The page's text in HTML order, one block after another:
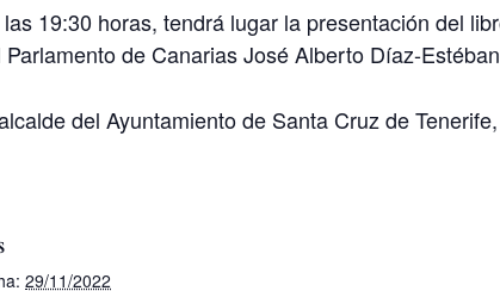
19:30 horas, tendrá lugar la presentación del
de Canarias José Alberto Díaz-
del Ayuntamiento de Santa Cruz de
29/11/2022